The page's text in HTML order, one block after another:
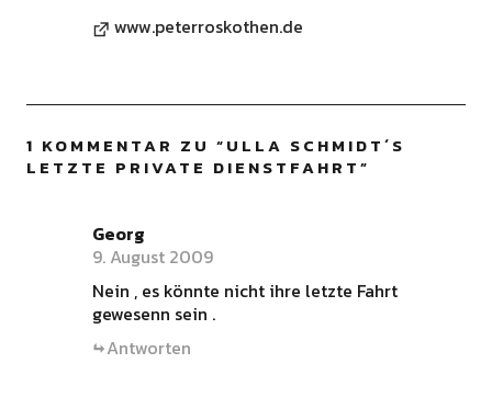
www.peterroskothen.de
1 KOMMENTAR ZU “ULLA SCHMIDT´S
LETZTE PRIVATE DIENSTFAHRT”
Georg
9. August 2009
Nein , es könnte nicht ihre letzte Fahrt
gewesenn sein .
Antworten